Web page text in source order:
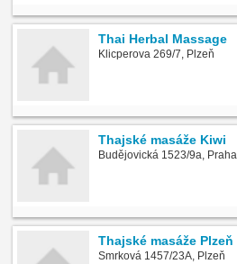
Thai Herbal Massage
Klicperova 269/7, Plzeň
Thajské masáže Kiwi
Budějovická 1523/9a, Praha
Thajské masáže Plzeň
Smrková 1457/23A, Plzeň